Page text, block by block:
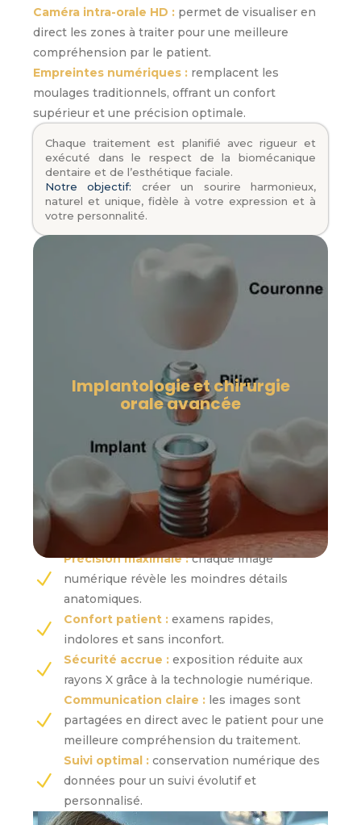
Caméra intra-orale HD : permet de visualiser en
direct les zones à traiter pour une meilleure
compréhension par le patient.
Empreintes numériques : remplacent les
moulages traditionnels, offrant un confort
supérieur et une précision optimale.
Chaque traitement est planifié avec rigueur et
exécuté dans le respect de la biomécanique
dentaire et de l’esthétique faciale.
Notre objectif: créer un sourire harmonieux,
naturel et unique, fidèle à votre expression et à
votre personnalité.
Implantologie et chirurgie
orale avancée
Précision maximale :chaque image
numérique révèle les moindres détails
anatomiques.
Confort patient :examens rapides,
indolores et sans inconfort.
Sécurité accrue :exposition réduite aux
rayons X grâce à la technologie numérique.
Communication claire :les images sont
partagées en direct avec le patient pour une
meilleure compréhension du traitement.
Suivi optimal :conservation numérique des
données pour un suivi évolutif et
personnalisé.